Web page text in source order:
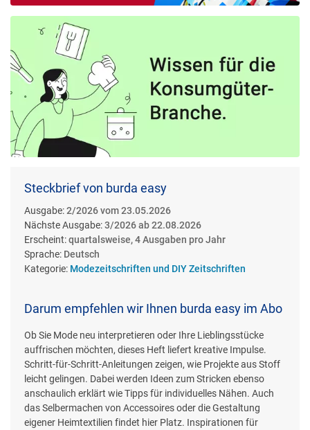
Steckbrief von burda easy
Ausgabe:2/2026 vom 23.05.2026
Nächste Ausgabe:3/2026 ab 22.08.2026
Erscheint:quartalsweise, 4 Ausgaben pro Jahr
Sprache: Deutsch
Kategorie: Modezeitschriften und DIY Zeitschriften
Darum empfehlen wir Ihnen burda easy im Abo
Ob Sie Mode neu interpretieren oder Ihre Lieblingsstücke
auffrischen möchten, dieses Heft liefert kreative Impulse.
Schritt-für-Schritt-Anleitungen zeigen, wie Projekte aus Stoff
leicht gelingen. Dabei werden Ideen zum Stricken ebenso
anschaulich erklärt wie Tipps für individuelles Nähen. Auch
das Selbermachen von Accessoires oder die Gestaltung
eigener Heimtextilien findet hier Platz. Inspirationen für